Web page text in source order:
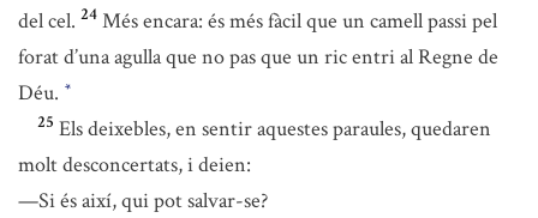
del cel. 24 Més encara: és més fàcil que un camell passi pel
forat d’una agulla que no pas que un ric entri al Regne de
Déu. *
25 Els deixebles, en sentir aquestes paraules, quedaren
molt desconcertats, i deien:
—Si és així, qui pot salvar-se?